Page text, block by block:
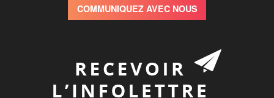
COMMUNIQUEZ AVEC NOUS